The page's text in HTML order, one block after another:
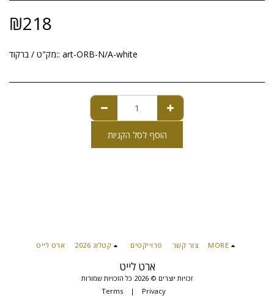
₪218
מק"ט / ברקוד:: art-ORB-N/A-white
הוסף לסל הקניות
ארט לייט
זכויות יוצרים © 2026 כל הזכויות שמורות
Terms| Privacy
ארט לייט קטלוג 2026 פרוייקטים צור קשר MORE